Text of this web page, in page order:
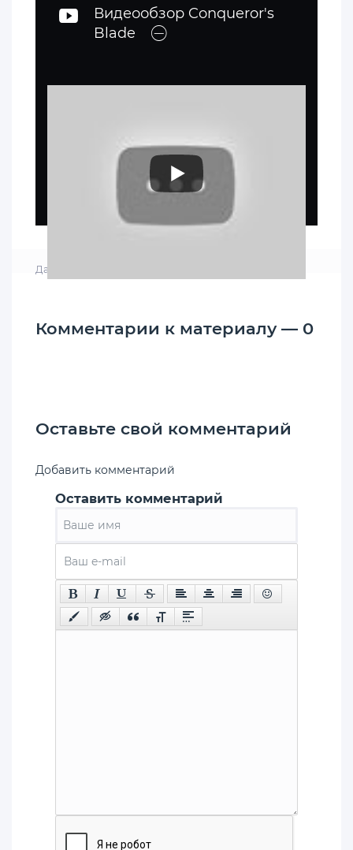
Видеообзор Conqueror's
Blade
Дата: 18-07-2019, 03:35
Комментарии к материалу — 0
Оставьте свой комментарий
Добавить комментарий
Оставить комментарий